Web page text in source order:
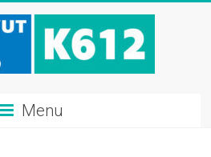
Menu